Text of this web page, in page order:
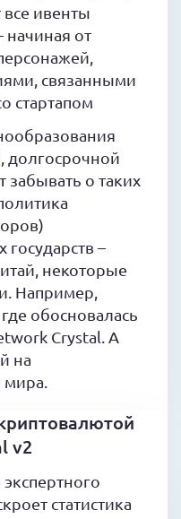
ивенты
начиная от
связанными
стартапом
долгосрочной
забывать о таких
–
некоторые
Например,
обосновалась
Crystal. А
на
v2
статистика